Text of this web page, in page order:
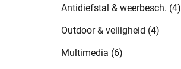
Antidiefstal & weerbesch. (4)
Outdoor & veiligheid (4)
Multimedia (6)